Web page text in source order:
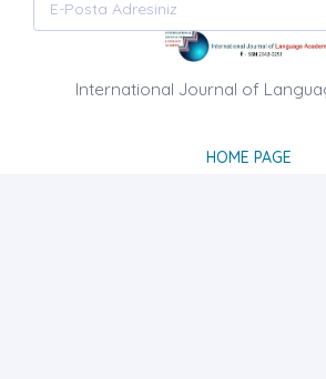
International Journal of
HOME PAGE